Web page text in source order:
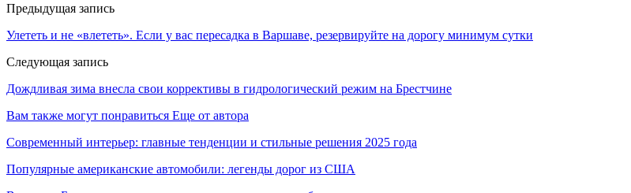
Предыдущая запись
Улететь и не «влететь». Если у вас пересадка в Варшаве, резервируйте на дорогу минимум сутки
Следующая запись
Дождливая зима внесла свои коррективы в гидрологический режим на Брестчине
Вам также могут понравиться Еще от автора
Современный интерьер: главные тенденции и стильные решения 2025 года
Популярные американские автомобили: легенды дорог из США